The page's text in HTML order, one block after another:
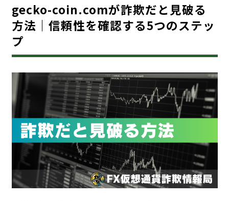
gecko-coin.comが詐欺だと見破る
方法｜信頼性を確認する5つのステッ
プ